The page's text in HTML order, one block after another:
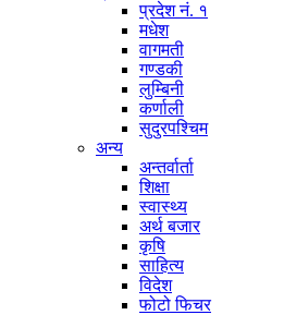
प्रदेश नं. १
मधेश
वागमती
गण्डकी
लुम्बिनी
कर्णाली
सुदुरपश्चिम
अन्य
अन्तर्वार्ता
शिक्षा
स्वास्थ्य
अर्थ बजार
कृषि
साहित्य
विदेश
फोटो फिचर